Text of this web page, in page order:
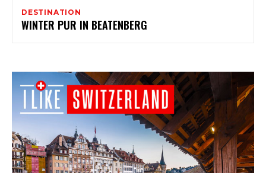
DESTINATION
WINTER PUR IN BEATENBERG